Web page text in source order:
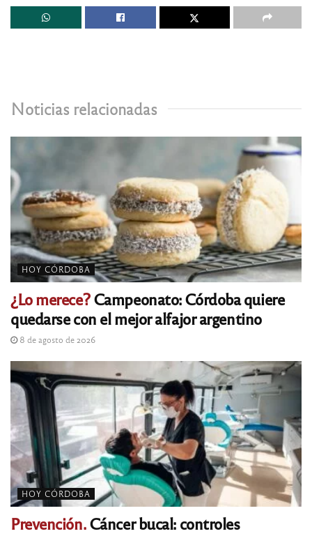
Noticias relacionadas
HOY CÓRDOBA
¿Lo merece?Campeonato: Córdoba quiere
quedarse con el mejor alfajor argentino
8 de agosto de 2026
HOY CÓRDOBA
Prevención.Cáncer bucal: controles